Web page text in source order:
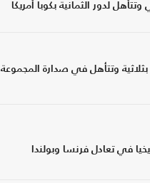
وتتأهل لدور الثمانية بكوبا أمريكا
وتتأهل في صدارة المجموعة
في تعادل فرنسا وبولندا